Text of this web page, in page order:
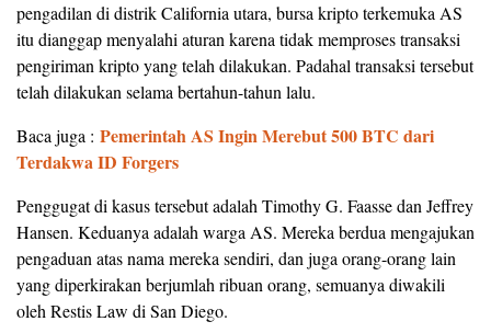
pengadilan di distrik California utara, bursa kripto terkemuka AS
itu dianggap menyalahi aturan karena tidak memproses transaksi
pengiriman kripto yang telah dilakukan. Padahal transaksi tersebut
telah dilakukan selama bertahun-tahun lalu.
Baca juga : Pemerintah AS Ingin Merebut 500 BTC dari
Terdakwa ID Forgers
Penggugat di kasus tersebut adalah Timothy G. Faasse dan Jeffrey
Hansen. Keduanya adalah warga AS. Mereka berdua mengajukan
pengaduan atas nama mereka sendiri, dan juga orang-orang lain
yang diperkirakan berjumlah ribuan orang, semuanya diwakili
oleh Restis Law di San Diego.